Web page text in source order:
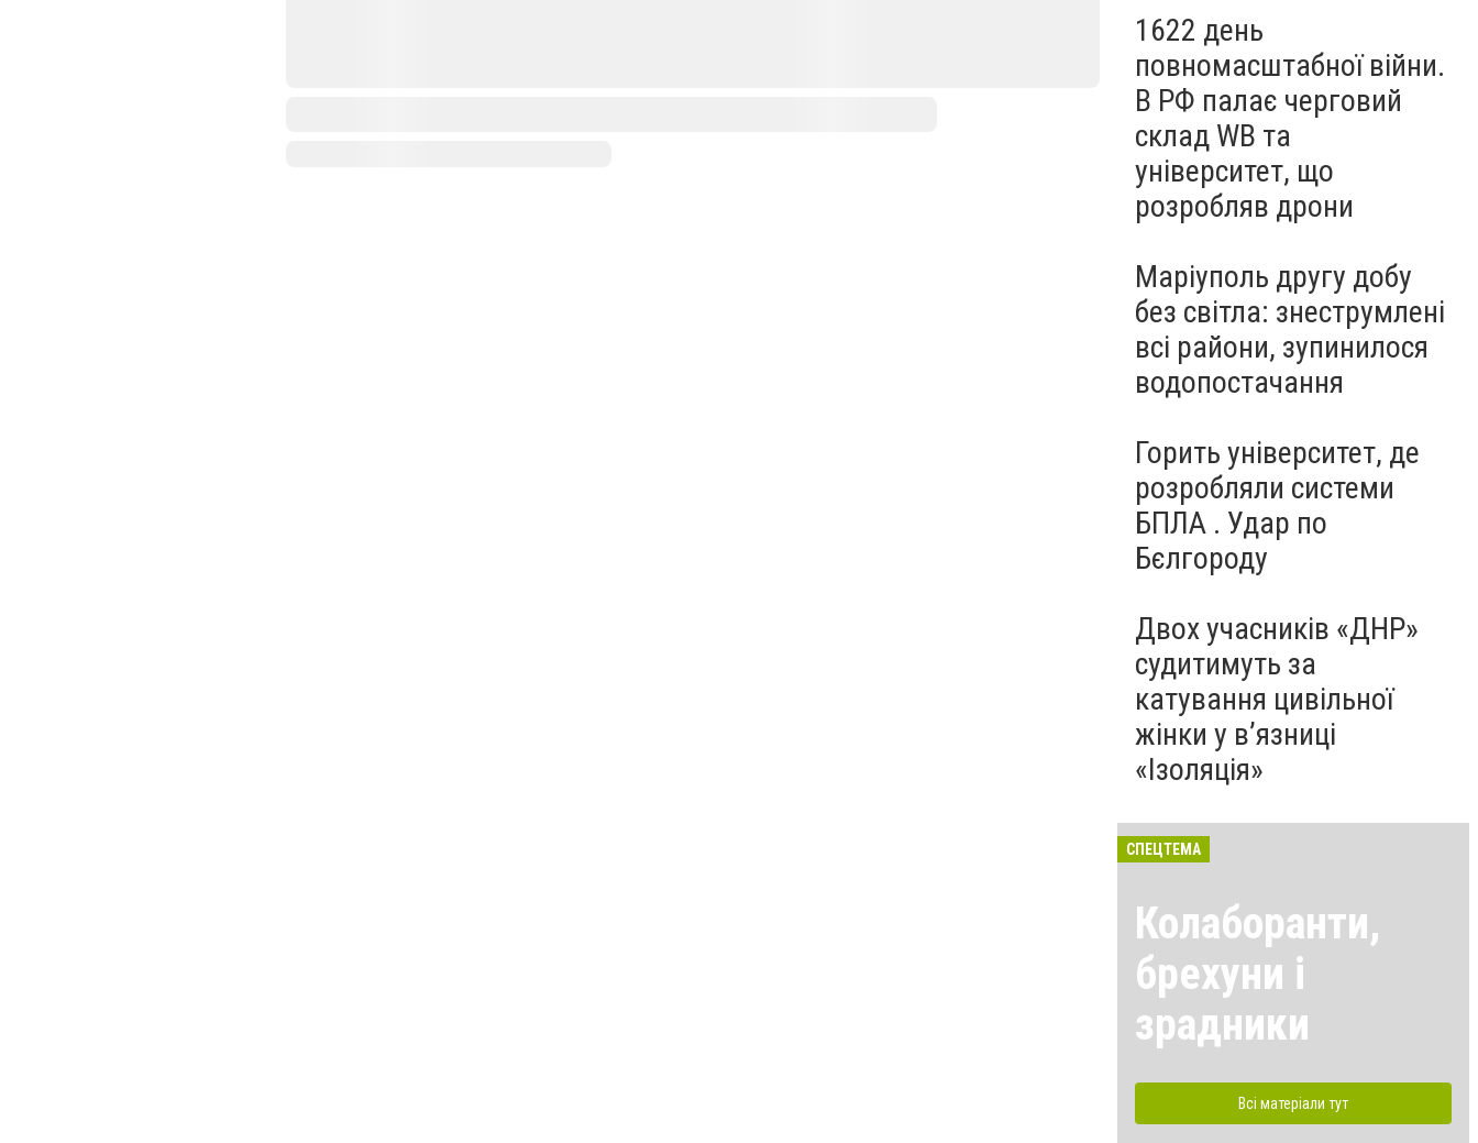
1622 день
повномасштабної війни.
В РФ палає черговий
склад WB та
університет, що
розробляв дрони
Маріуполь другу добу
без світла: знеструмлені
всі райони, зупинилося
водопостачання
Горить університет, де
розробляли системи
БПЛА . Удар по
Бєлгороду
Двох учасників «ДНР»
судитимуть за
катування цивільної
жінки у в’язниці
«Ізоляція»
СПЕЦТЕМА
Колаборанти,
брехуни і
зрадники
Всі матеріали тут